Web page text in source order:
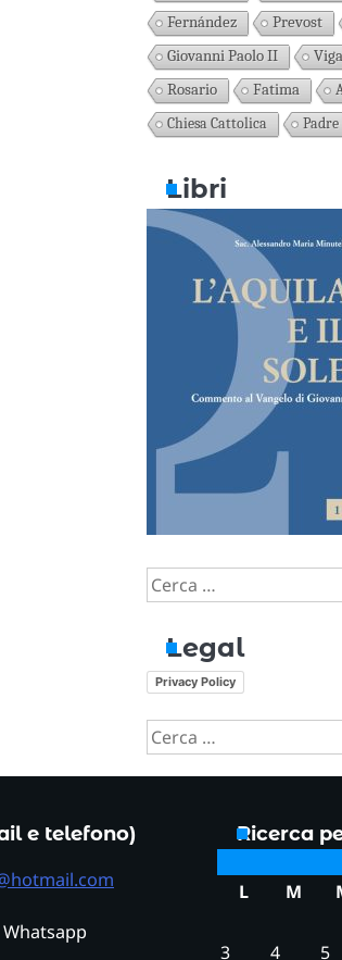
Fernández Prevost
Giovanni Paolo II
Rosario
Fatima
Chiesa Cattolica
Libri
Ricerca
per:
Legal
Privacy Policy
Ricerca
per:
e telefono)
Whatsapp
Ricerca
L
M
3
4 5